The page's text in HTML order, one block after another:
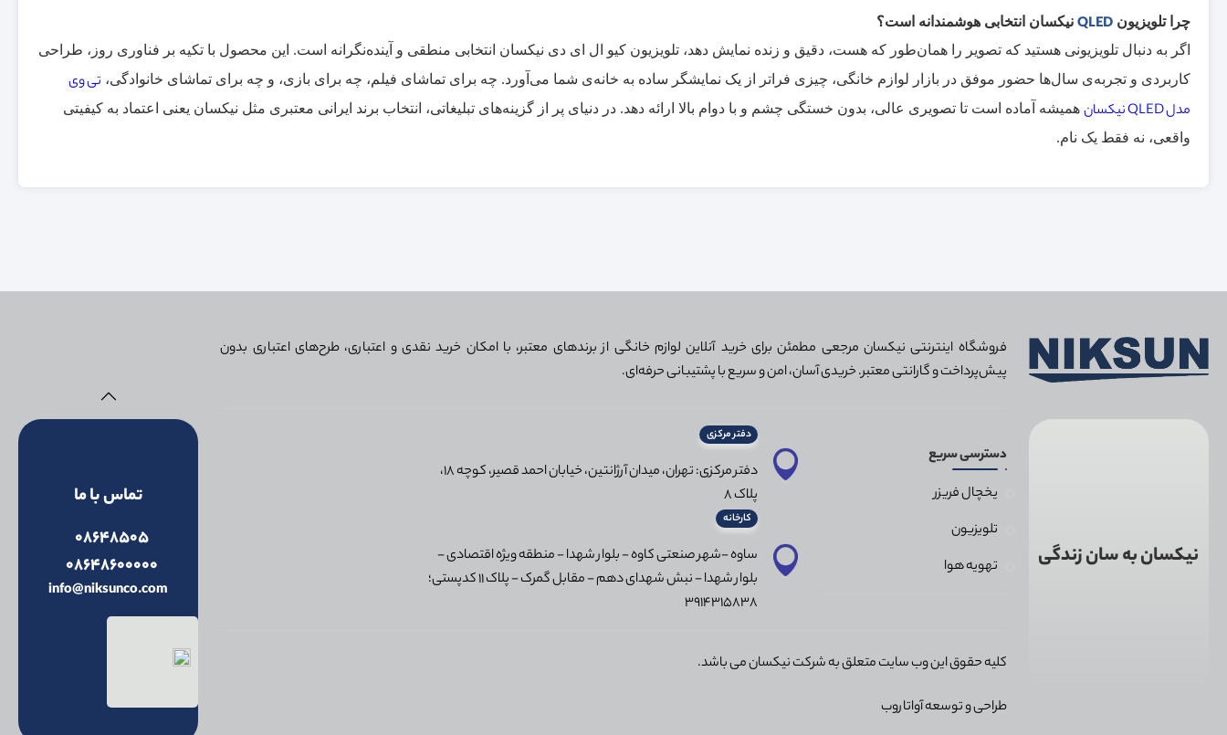
چرا تلویزیون QLED نیکسان انتخابی هوشمندانه است؟
اگر به دنبال تلویزیونی هستید که تصویر را همان‌طور که هست، دقیق و زنده نمایش دهد، تلویزیون کیو ال ای دی نیکسان انتخابی منطقی و آینده‌نگرانه است. این محصول با تکیه بر فناوری روز، طراحی
کاربردی و تجربه‌ی سال‌ها حضور موفق در بازار لوازم خانگی، چیزی فراتر از یک نمایشگر ساده به خانه‌ی شما می‌آورد. چه برای تماشای فیلم، چه برای بازی، و چه برای تماشای خانوادگی، تی وی
مدلQLEDنیکسان همیشه آماده است تا تصویری عالی، بدون خستگی چشم و با دوام بالا ارائه دهد. در دنیای پر از گزینه‌های تبلیغاتی، انتخاب برند ایرانی معتبری مثل نیکسان یعنی اعتماد به کیفیتی
واقعی، نه فقط یک نام.
نیکسان به سان زندگی
فروشگاه اینترنتی نیکسان مرجعی مطمئن برای خرید آنلاین لوازم خانگی از برندهای معتبر، با امکان خرید نقدی و اعتباری، طرح‌های اعتباری بدون
پیش‌پرداخت و گارانتی معتبر. خریدی آسان، امن و سریع با پشتیبانی حرفه‌ای.
دسترسی سریع
یخچال فریزر
تلویزیون
تهویه هوا
دفتر مرکزی
دفتر مرکزی: تهران، میدان آرژانتین، خیابان احمد قصیر، کوچه 18،
پلاک 8
کارخانه
ساوه -شهر صنعتی کاوه - بلوار شهدا - منطقه ویژه اقتصادی -
بلوار شهدا - نبش شهدای دهم - مقابل گمرک - پلاک 11 کدپستی؛
3914315838
کلیه حقوق این وب سایت متعلق به شرکت نیکسان می باشد.
طراحی و توسعهآواتاروب
تماس با ما
08648505
08648600000
info@niksunco.com